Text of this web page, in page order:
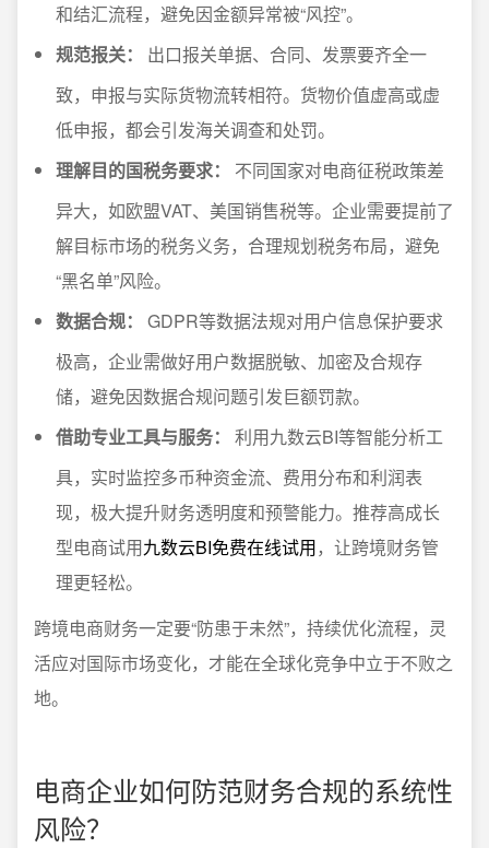
和结汇流程，避免因金额异常被“风控”。
规范报关：
出口报关单据、合同、发票要齐全一
致，申报与实际货物流转相符。货物价值虚高或虚
低申报，都会引发海关调查和处罚。
理解目的国税务要求：
不同国家对电商征税政策差
异大，如欧盟VAT、美国销售税等。企业需要提前了
解目标市场的税务义务，合理规划税务布局，避免
“黑名单”风险。
数据合规：
GDPR等数据法规对用户信息保护要求
极高，企业需做好用户数据脱敏、加密及合规存
储，避免因数据合规问题引发巨额罚款。
借助专业工具与服务：
利用九数云BI等智能分析工
具，实时监控多币种资金流、费用分布和利润表
现，极大提升财务透明度和预警能力。推荐高成长
型电商试用九数云BI免费在线试用，让跨境财务管
理更轻松。
跨境电商财务一定要“防患于未然”，持续优化流程，灵
活应对国际市场变化，才能在全球化竞争中立于不败之
地。
电商企业如何防范财务合规的系统性
风险？